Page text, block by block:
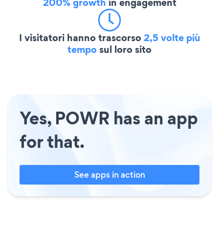
I visitatori hanno trascorso2,5 volte più
temposul loro sito
Yes, POWR has an app
for that.
See apps in action